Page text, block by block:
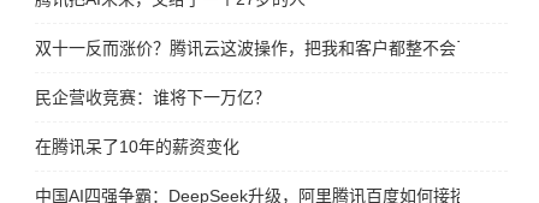
双十一反而涨价？腾讯云这波操作，把我和客户都整不会了
民企营收竞赛：谁将下一万亿？
在腾讯呆了10年的薪资变化 ​​​
中国AI四强争霸：DeepSeek升级，阿里腾讯百度如何接招？